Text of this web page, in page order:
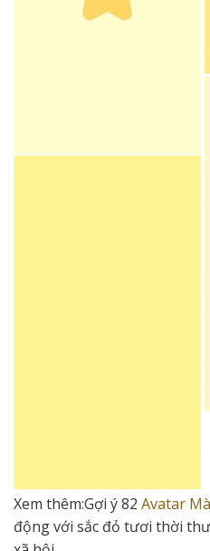
Xem thêm:Gợi ý 82 Avatar
động với sắc đỏ tươi thời